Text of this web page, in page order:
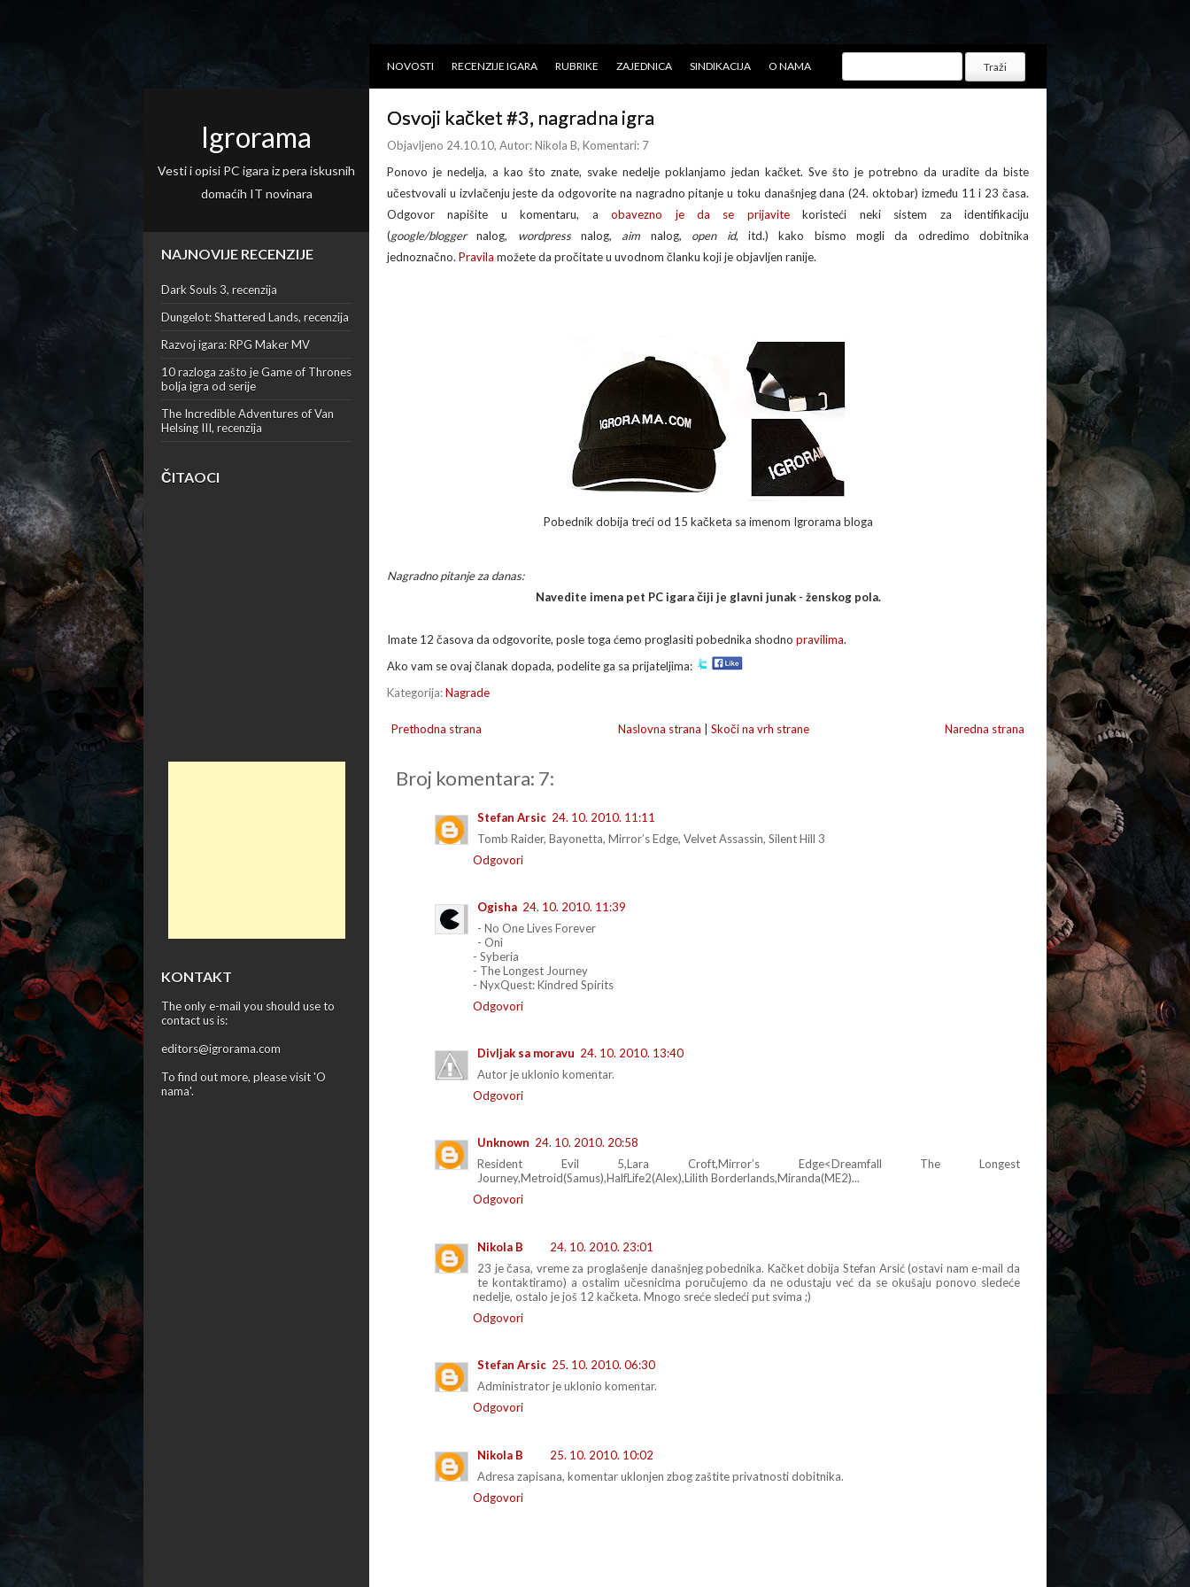
NOVOSTI RECENZIJE IGARA RUBRIKE ZAJEDNICA SINDIKACIJA O NAMA
Igrorama
Vesti i opisi PC igara iz pera iskusnih
domaćih IT novinara
NAJNOVIJE RECENZIJE
Dark Souls 3, recenzija
Dungelot: Shattered Lands, recenzija
Razvoj igara: RPG Maker MV
10 razloga zašto je Game of Thrones
bolja igra od serije
The Incredible Adventures of Van
Helsing III, recenzija
ČITAOCI
KONTAKT
The only e-mail you should use to
contact us is:
editors@igrorama.com
To find out more, please visit 'O
nama'.
Osvoji kačket #3, nagradna igra
Objavljeno 24.10.10, Autor:Nikola B, Komentari: 7
Ponovo je nedelja, a kao što znate, svake nedelje poklanjamo jedan kačket. Sve što je potrebno da uradite da biste
učestvovali u izvlačenju jeste da odgovorite na nagradno pitanje u toku današnjeg dana (24. oktobar) između 11 i 23 časa.
Odgovor napišite u komentaru, aobavezno je da se prijavitekoristeći neki sistem za identifikaciju
(google/bloggernalog, wordpressnalog, aim nalog, open id, itd.) kako bismo mogli da odredimo dobitnika
jednoznačno. Pravila možete da pročitate u uvodnom članku koji je objavljen ranije.
Pobednik dobija treći od 15 kačketa sa imenom Igrorama bloga
Nagradno pitanje za danas:
Navedite imena pet PC igara čiji je glavni junak - ženskog pola.
Imate 12 časova da odgovorite, posle toga ćemo proglasiti pobednika shodno pravilima.
Ako vam se ovaj članak dopada, podelite ga sa prijateljima:
Kategorija:Nagrade
Naredna strana
Prethodna strana Naslovna strana | Skoči na vrh strane
Broj komentara: 7:
Stefan Arsic 24. 10. 2010. 11:11
Tomb Raider, Bayonetta, Mirror’s Edge, Velvet Assassin, Silent Hill 3
Odgovori
Ogisha 24. 10. 2010. 11:39
- No One Lives Forever
- Oni
- Syberia
- The Longest Journey
- NyxQuest: Kindred Spirits
Odgovori
Divljak sa moravu 24. 10. 2010. 13:40
Autor je uklonio komentar.
Odgovori
Unknown 24. 10. 2010. 20:58
Resident Evil 5,Lara Croft,Mirror’s Edge<Dreamfall The Longest
Journey,Metroid(Samus),HalfLife2(Alex),Lilith Borderlands,Miranda(ME2)...
Odgovori
Nikola B
24. 10. 2010. 23:01
23 je časa, vreme za proglašenje današnjeg pobednika. Kačket dobija Stefan Arsić (ostavi nam e-mail da
te kontaktiramo) a ostalim učesnicima poručujemo da ne odustaju već da se okušaju ponovo sledeće
nedelje, ostalo je još 12 kačketa. Mnogo sreće sledeći put svima ;)
Odgovori
Stefan Arsic 25. 10. 2010. 06:30
Administrator je uklonio komentar.
Odgovori
Nikola B
25. 10. 2010. 10:02
Adresa zapisana, komentar uklonjen zbog zaštite privatnosti dobitnika.
Odgovori